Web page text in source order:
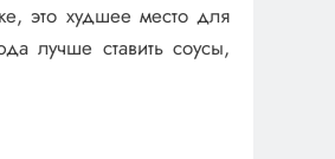
это худшее место для
лучше ставить соусы,